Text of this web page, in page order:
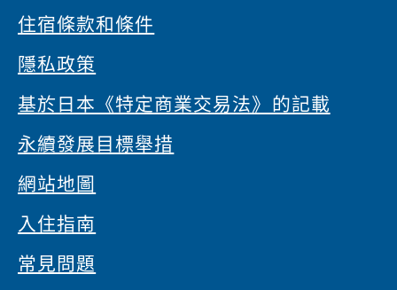
住宿條款和條件
隱私政策
基於日本《特定商業交易法》的記載
永續發展目標舉措
網站地圖
入住指南
常見問題